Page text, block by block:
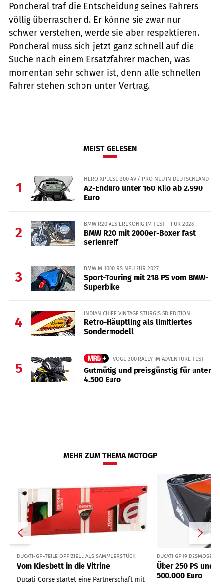
Poncheral traf die Entscheidung seines Fahrers
völlig überraschend. Er könne sie zwar nur
schwer verstehen, werde sie aber respektieren.
Poncheral muss sich jetzt ganz schnell auf die
Suche nach einem Ersatzfahrer machen, was
momentan sehr schwer ist, denn alle schnellen
Fahrer stehen schon unter Vertrag.
MEIST GELESEN
1
HERO XPULSE 200 4V / PRO NEU IN DEUTSCHLAND
A2-Enduro unter 160 Kilo ab 2.990
Euro
2
BMW R20 ALS ERLKÖNIG IM TEST – FÜR 2028
BMW R20 mit 2000er-Boxer fast
serienreif
3
BMW M 1000 RS NEU FÜR 2027
Sport-Touring mit 218 PS vom BMW-
Superbike
4
INDIAN CHIEF VINTAGE STURGIS SD EDITION
Retro-Häuptling als limitiertes
Sondermodell
5
VOGE 300 RALLY IM ADVENTURE-TEST
Gutmütig und preisgünstig für unter
4.500 Euro
MEHR ZUM THEMA MOTOGP
DUCATI-GP-TEILE OFFIZIELL ALS SAMMLERSTÜCK
Vom Kiesbett in die Vitrine
Ducati Corse startet eine Partnerschaft mit
DUCATI GP19
Über 250 PS und
500.000 Euro